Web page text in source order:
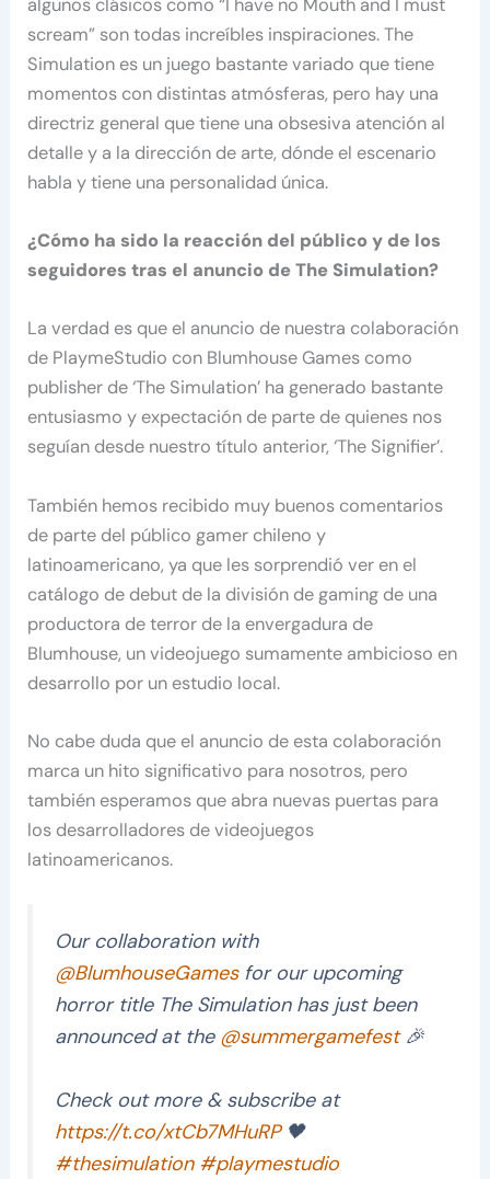
algunos clásicos como “I have no Mouth and I must
scream” son todas increíbles inspiraciones. The
Simulation es un juego bastante variado que tiene
momentos con distintas atmósferas, pero hay una
directriz general que tiene una obsesiva atención al
detalle y a la dirección de arte, dónde el escenario
habla y tiene una personalidad única.
¿Cómo ha sido la reacción del público y de los
seguidores tras el anuncio de The Simulation?
La verdad es que el anuncio de nuestra colaboración
de PlaymeStudio con Blumhouse Games como
publisher de ‘The Simulation’ ha generado bastante
entusiasmo y expectación de parte de quienes nos
seguían desde nuestro título anterior, ‘The Signifier’.
También hemos recibido muy buenos comentarios
de parte del público gamer chileno y
latinoamericano, ya que les sorprendió ver en el
catálogo de debut de la división de gaming de una
productora de terror de la envergadura de
Blumhouse, un videojuego sumamente ambicioso en
desarrollo por un estudio local.
No cabe duda que el anuncio de esta colaboración
marca un hito significativo para nosotros, pero
también esperamos que abra nuevas puertas para
los desarrolladores de videojuegos
latinoamericanos.
Our collaboration with
@BlumhouseGamesfor our upcoming
horror title The Simulation has just been
announced at the @summergamefest🎉
Check out more & subscribe at
https://t.co/xtCb7MHuRP🖤
#thesimulation #playmestudio